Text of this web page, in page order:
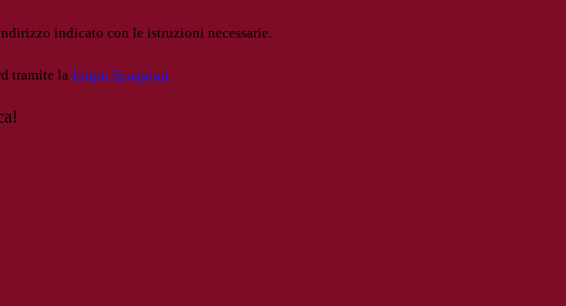
indicato con le istruzioni necessarie.
tramite la Login Spaggiari